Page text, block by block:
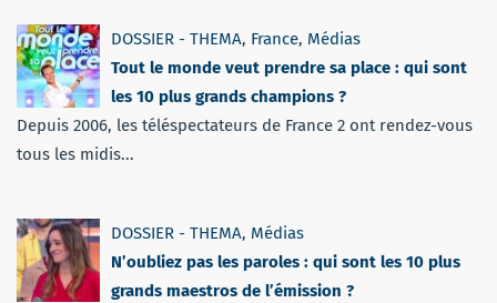
DOSSIER - THEMA, France, Médias
Tout le monde veut prendre sa place : qui sont
les 10 plus grands champions ?
Depuis 2006, les téléspectateurs de France 2 ont rendez-vous
tous les midis...
DOSSIER - THEMA, Médias
N’oubliez pas les paroles : qui sont les 10 plus
grands maestros de l’émission ?